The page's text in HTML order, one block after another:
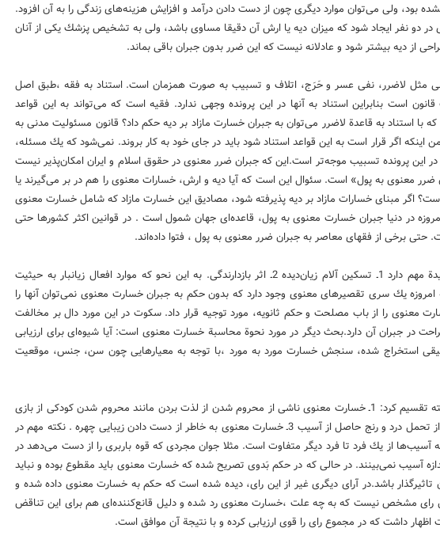
بود، ولی می‌توان موارد دیگری چون از دست دادن درآمد و افزایش هزینه‌های زندگی را به آن افزود.
نفر ایجاد شود كه میزان دیه یا ارش آن دقیقا مساوی باشد، ولی به تشخیص پزشك یكی از آنان
از دیه بیشتر شود و عادلانه نیست كه این ضرر بدون جبران باقی بماند.
مثل لاضرر، نفی عسر و حَرَج، اتلاف و تسبیب به صورت همزمان است. استناد به فقه ،طبق اصل
است بنابراین استناد به آنها در این پرونده وجهی ندارد. فقیه است كه می‌تواند به این قواعد
كه با استناد به قاعدة لاضرر می‌توان به جبران خسارت مازاد بر دیه حكم داد؟ قانون مسئولیت مدنی به
اگر قرار است به این قواعد استناد شود باید در جای خود به كار بروند. نمی‌شود كه یك مسئله،
این پرونده تسبیب موجه‌تر است.این كه جبران ضرر معنوی در حقوق اسلام و ایران امكان‌پذیر نیست
معنوی به پول» است. سئوال این است كه آیا دیه و ارش، خسارات معنوی را هم در بر می‌گیرند یا
اگر مبنای خسارات مازاد بر دیه پذیرفته شود، مصادیق این خسارت مازاد كه شامل خسارت معنوی
در دنیا جبران خسارت معنوی به پول، قاعده‌ای جهان شمول است . در قوانین اكثر كشورها حتی
برخی از فقهای معاصر به جبران ضرر معنوی به پول ، فتوا داده‌اند.
جبران خسارت معنوی با پول، دو فایدة مهم دارد 1ـ تسكین آلام زیان‌دیده 2ـ اثر بازدارندگی. به این نحو كه موارد افعال زیانبار به حیثیت
یك سری تقصیرهای معنوی وجود دارد كه بدون حكم به جبران خسارت معنوی نمی‌توان آنها را
معنوی را از باب مصلحت و حكم ثانویه، مورد توجیه قرار داد. سكوت در این مورد دال بر مخالفت
در جبران آن دارد.بحث دیگر در مورد نحوة محاسبة خسارت معنوی است: آیا شیوه‌ای برای ارزیابی
استخراج شده، سنجش خسارت مورد به مورد ،با توجه به معیارهایی چون سن، جنس، موقعیت
خسارت معنوی را می‌توان به سه دسته تقسیم كرد: 1ـ خسارت معنوی ناشی از محروم شدن از لذت بردن مانند محروم شدن كودكی از بازی
با همسالان 2ـ خسارت معنوی ناشی از تحمل درد و رنج حاصل از آسیب 3ـ خسارت معنوی به خاطر از دست دادن زیبایی چهره . نكته مهم در
از یك فرد تا فرد دیگر متفاوت است. مثلا جوان مجردی كه قوه باربری را از دست می‌دهد در
50 ساله به یك اندازه آسیب نمی‌بینند. در حالی كه در حكم بَدوی تصریح شده كه خسارت معنوی باید مقطوع بوده و نباید
باشد.در آرای دیگری غیر از این رای، دیده شده است كه حكم به خسارت معنوی داده شده و
رای مشخص نیست كه به چه علت ،خسارت معنوی رد شده و دلیل قانع‌كننده‌ای هم برای این تناقض
اظهار داشت كه در مجموع رای را قوی ارزیابی كرده و با نتیجة آن موافق است.